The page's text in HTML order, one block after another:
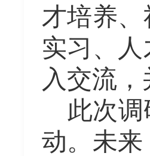
才培养
实习、
入交流
此次
动。未来